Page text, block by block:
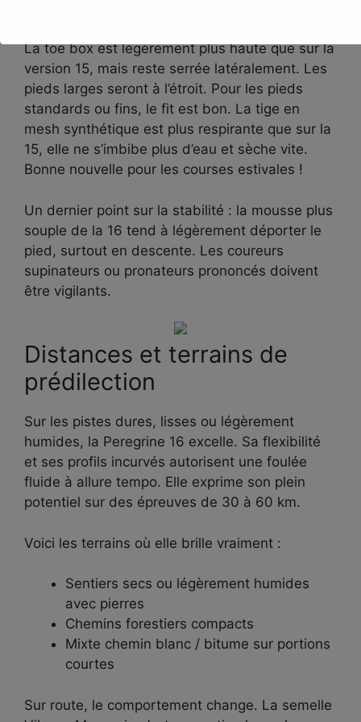
La toe box est légèrement plus haute que sur la
version 15, mais reste serrée latéralement. Les
pieds larges seront à l’étroit. Pour les pieds
standards ou fins, le fit est bon. La tige en
mesh synthétique est plus respirante que sur la
15, elle ne s’imbibe plus d’eau et sèche vite.
Bonne nouvelle pour les courses estivales !
Un dernier point sur la stabilité : la mousse plus
souple de la 16 tend à légèrement déporter le
pied, surtout en descente. Les coureurs
supinateurs ou pronateurs prononcés doivent
être vigilants.
Distances et terrains de
prédilection
Sur les pistes dures, lisses ou légèrement
humides, la Peregrine 16 excelle. Sa flexibilité
et ses profils incurvés autorisent une foulée
fluide à allure tempo. Elle exprime son plein
potentiel sur des épreuves de 30 à 60 km.
Voici les terrains où elle brille vraiment :
Sentiers secs ou légèrement humides
avec pierres
Chemins forestiers compacts
Mixte chemin blanc / bitume sur portions
courtes
Sur route, le comportement change. La semelle